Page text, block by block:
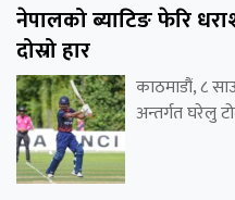
नेपालको ब्याटिङ फेरि
दोस्रो हार
काठमाडौं, ८
अन्तर्गत घरेलु